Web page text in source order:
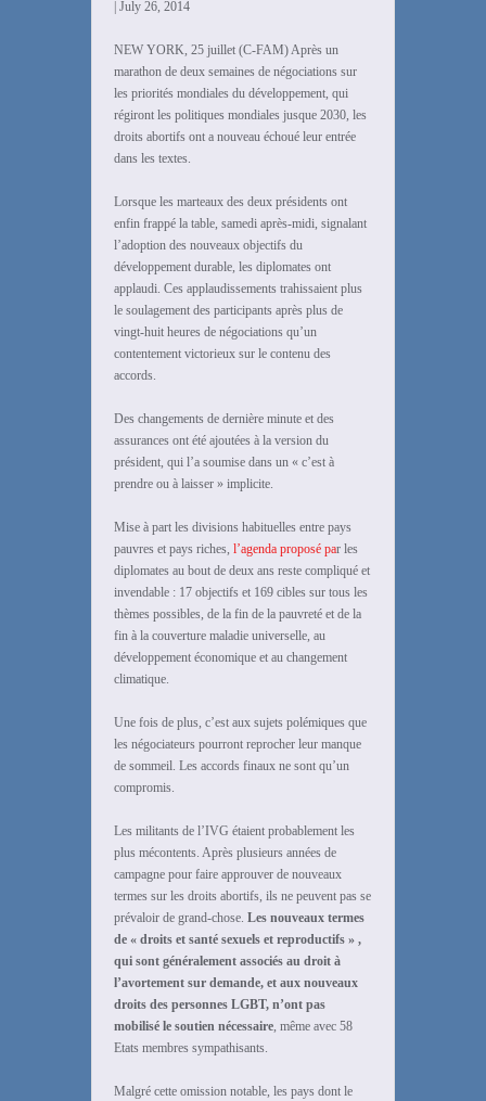
| July 26, 2014
NEW YORK, 25 juillet (C-FAM) Après un
marathon de deux semaines de négociations sur
les priorités mondiales du développement, qui
régiront les politiques mondiales jusque 2030, les
droits abortifs ont a nouveau échoué leur entrée
dans les textes.
Lorsque les marteaux des deux présidents ont
enfin frappé la table, samedi après-midi, signalant
l’adoption des nouveaux objectifs du
développement durable, les diplomates ont
applaudi. Ces applaudissements trahissaient plus
le soulagement des participants après plus de
vingt-huit heures de négociations qu’un
contentement victorieux sur le contenu des
accords.
Des changements de dernière minute et des
assurances ont été ajoutées à la version du
président, qui l’a soumise dans un « c’est à
prendre ou à laisser » implicite.
Mise à part les divisions habituelles entre pays
pauvres et pays riches, l’agenda proposé par les
diplomates au bout de deux ans reste compliqué et
invendable : 17 objectifs et 169 cibles sur tous les
thèmes possibles, de la fin de la pauvreté et de la
fin à la couverture maladie universelle, au
développement économique et au changement
climatique.
Une fois de plus, c’est aux sujets polémiques que
les négociateurs pourront reprocher leur manque
de sommeil. Les accords finaux ne sont qu’un
compromis.
Les militants de l’IVG étaient probablement les
plus mécontents. Après plusieurs années de
campagne pour faire approuver de nouveaux
termes sur les droits abortifs, ils ne peuvent pas se
prévaloir de grand-chose. Les nouveaux termes
de « droits et santé sexuels et reproductifs » ,
qui sont généralement associés au droit à
l’avortement sur demande, et aux nouveaux
droits des personnes LGBT, n’ont pas
mobilisé le soutien nécessaire, même avec 58
Etats membres sympathisants.
Malgré cette omission notable, les pays dont le